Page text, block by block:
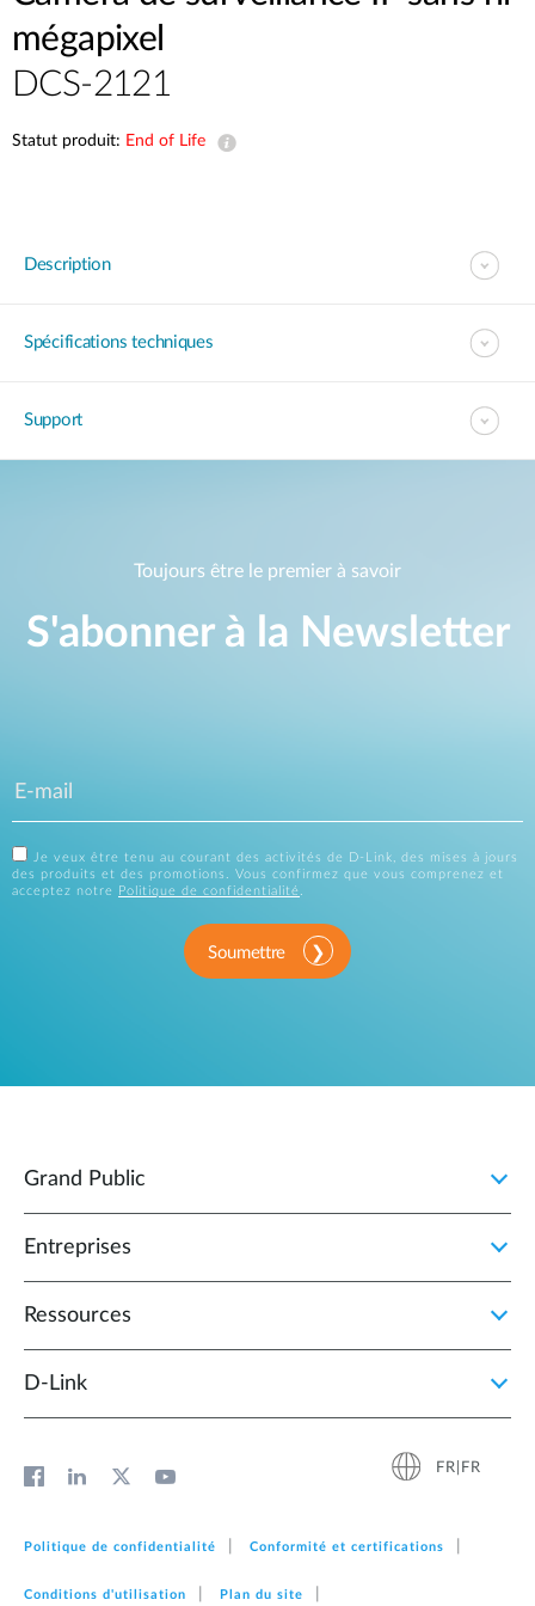
mégapixel
DCS-2121
Statut produit: End of Life
Description
Spécifications techniques
Support
Toujours être le premier à savoir
S'abonner à la Newsletter
Je veux être tenu au courant des activités de D-Link, des mises à jours
des produits et des promotions. Vous confirmez que vous comprenez et
acceptez notre
Politique de confidentialité.
Soumettre
Grand Public
Entreprises
Ressources
D‑Link
FR|FR
Politique de confidentialité Conformité et certifications
Conditions d'utilisation Plan du site